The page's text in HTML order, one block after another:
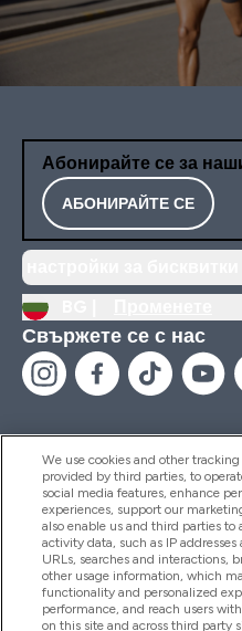
Абонирайте се за
АБОНИРАЙТЕ СЕ
Свържете се с нас
Помощ И
Продукти
We use cookies and other
provided by third parties, to
social media features, enhance
experiences, support our
also enable us and third parties to
activity data, such as IP
URLs, searches and interactions,
other usage information, which
functionality and personalized
performance, and reach users
on this site and across third party